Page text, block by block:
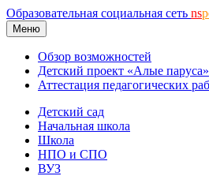
Образовательная социальная сеть ns
Меню
Обзор возможностей
Детский проект «Алые паруса»
Аттестация педагогических
Детский сад
Начальная школа
Школа
НПО и СПО
ВУЗ